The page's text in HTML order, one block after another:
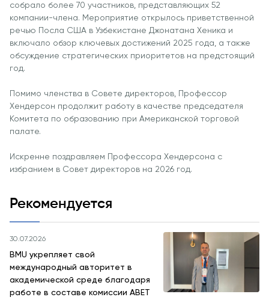
Интеллекта и
Бизнес-
Информатики
PMI
Гранты и
Стипендии
переводе и
прямом
Подать
принять
собрало более 70 участников, представляющих 52
компании-члена. Мероприятие открылось приветственной
речью Посла США в Узбекистане Джонатана Хеника и
включало обзор ключевых достижений 2025 года, а также
обсуждение стратегических приоритетов на предстоящий
год.
Помимо членства в Совете директоров, Профессор
Хендерсон продолжит работу в качестве председателя
Комитета по образованию при Американской торговой
палате.
Искренне поздравляем Профессора Хендерсона с
избранием в Совет директоров на 2026 год.
Рекомендуется
30.07.2026
BMU укрепляет свой
международный авторитет в
академической среде благодаря
работе в составе комиссии ABET